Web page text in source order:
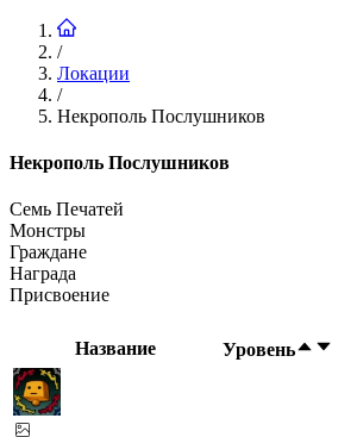
/
Локации
/
Некрополь Послушников
Некрополь Послушников
Семь Печатей
Монстры
Граждане
Награда
Присвоение
Название Уровень